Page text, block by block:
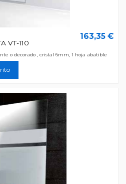
VT-110
163,35 €
o decorado , cristal 6mm, 1 hoja abatible